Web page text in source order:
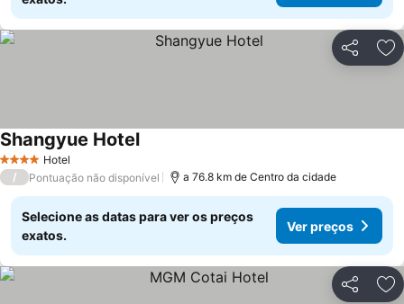
Partilhar
4 EstrelasHotel
Shangyue Hotel
/ Pontuação não disponível a 76.8 km de Centro da cidade
Selecione as datas para ver os preços
exatos.
Ver preços
Partilhar